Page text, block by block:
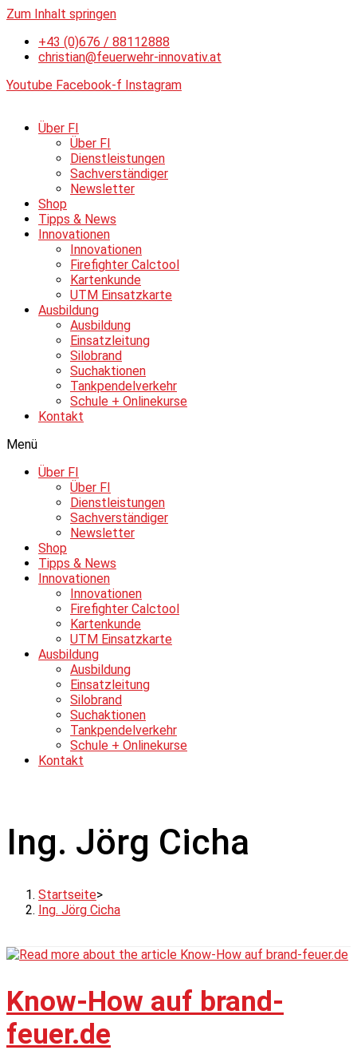
Zum Inhalt springen
+43 (0)676 / 88112888
christian@feuerwehr-innovativ.at
Youtube Facebook-f Instagram
Über FI
Über FI
Dienstleistungen
Sachverständiger
Newsletter
Shop
Tipps & News
Innovationen
Innovationen
Firefighter Calctool
Kartenkunde
UTM Einsatzkarte
Ausbildung
Ausbildung
Einsatzleitung
Silobrand
Suchaktionen
Tankpendelverkehr
Schule + Onlinekurse
Kontakt
Menü
Über FI
Über FI
Dienstleistungen
Sachverständiger
Newsletter
Shop
Tipps & News
Innovationen
Innovationen
Firefighter Calctool
Kartenkunde
UTM Einsatzkarte
Ausbildung
Ausbildung
Einsatzleitung
Silobrand
Suchaktionen
Tankpendelverkehr
Schule + Onlinekurse
Kontakt
Ing. Jörg Cicha
Startseite>
Ing. Jörg Cicha
Know-How auf brand-
feuer.de